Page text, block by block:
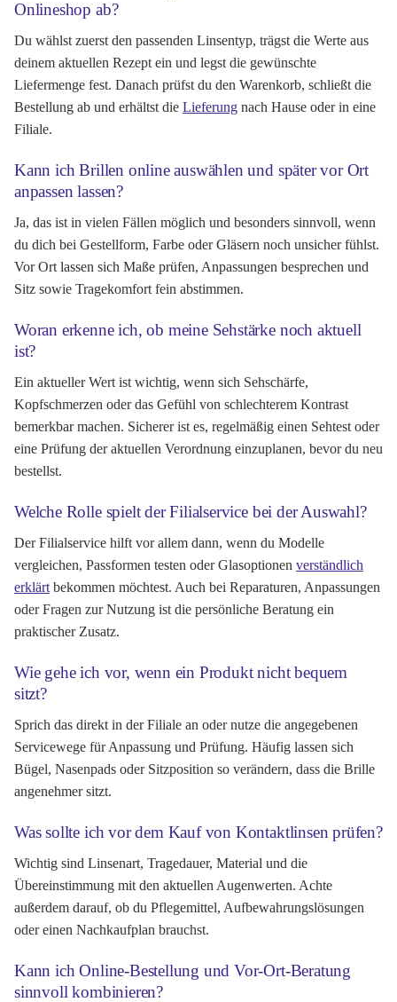
Onlineshop ab?
Du wählst zuerst den passenden Linsentyp, trägst die Werte aus
deinem aktuellen Rezept ein und legst die gewünschte
Liefermenge fest. Danach prüfst du den Warenkorb, schließt die
Bestellung ab und erhältst die Lieferung nach Hause oder in eine
Filiale.
Kann ich Brillen online auswählen und später vor Ort
anpassen lassen?
Ja, das ist in vielen Fällen möglich und besonders sinnvoll, wenn
du dich bei Gestellform, Farbe oder Gläsern noch unsicher fühlst.
Vor Ort lassen sich Maße prüfen, Anpassungen besprechen und
Sitz sowie Tragekomfort fein abstimmen.
Woran erkenne ich, ob meine Sehstärke noch aktuell
ist?
Ein aktueller Wert ist wichtig, wenn sich Sehschärfe,
Kopfschmerzen oder das Gefühl von schlechterem Kontrast
bemerkbar machen. Sicherer ist es, regelmäßig einen Sehtest oder
eine Prüfung der aktuellen Verordnung einzuplanen, bevor du neu
bestellst.
Welche Rolle spielt der Filialservice bei der Auswahl?
Der Filialservice hilft vor allem dann, wenn du Modelle
vergleichen, Passformen testen oder Glasoptionen verständlich
erklärt bekommen möchtest. Auch bei Reparaturen, Anpassungen
oder Fragen zur Nutzung ist die persönliche Beratung ein
praktischer Zusatz.
Wie gehe ich vor, wenn ein Produkt nicht bequem
sitzt?
Sprich das direkt in der Filiale an oder nutze die angegebenen
Servicewege für Anpassung und Prüfung. Häufig lassen sich
Bügel, Nasenpads oder Sitzposition so verändern, dass die Brille
angenehmer sitzt.
Was sollte ich vor dem Kauf von Kontaktlinsen prüfen?
Wichtig sind Linsenart, Tragedauer, Material und die
Übereinstimmung mit den aktuellen Augenwerten. Achte
außerdem darauf, ob du Pflegemittel, Aufbewahrungslösungen
oder einen Nachkaufplan brauchst.
Kann ich Online-Bestellung und Vor-Ort-Beratung
sinnvoll kombinieren?